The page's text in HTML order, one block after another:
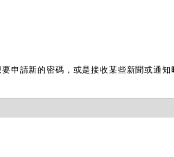
申請新的密碼，或是接收某些新聞或通知